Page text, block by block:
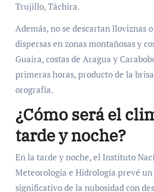
Trujillo, Táchira.
Además, no se descartan lloviznas
dispersas en zonas montañosas y
Guaira, costas de Aragua y
primeras horas, producto de la
orografía.
¿Cómo será el
tarde y noche?
En la tarde y noche, el Instituto
Meteorología e Hidrología prevé
significativo de la nubosidad con